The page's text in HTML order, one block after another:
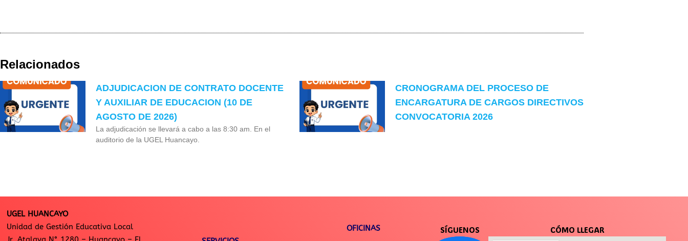
Relacionados
ADJUDICACION DE CONTRATO DOCENTE
Y AUXILIAR DE EDUCACION (10 DE
AGOSTO DE 2026)
La adjudicación se llevará a cabo a las 8:30 am. En el
auditorio de la UGEL Huancayo.
CRONOGRAMA DEL PROCESO DE
ENCARGATURA DE CARGOS DIRECTIVOS
CONVOCATORIA 2026
UGEL HUANCAYO
Unidad de Gestión Educativa Local
OFICINAS SÍGUENOS CÓMO LLEGAR